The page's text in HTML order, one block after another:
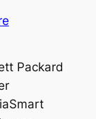
Packard